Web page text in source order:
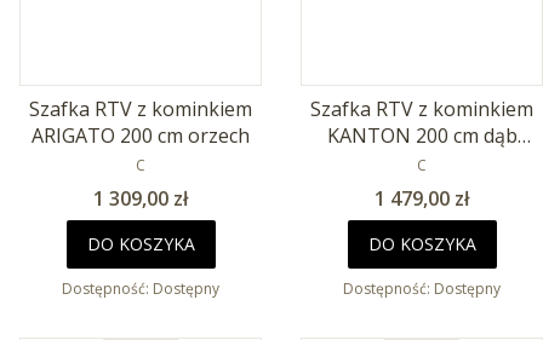
Szafka RTV z kominkiem
ARIGATO 200 cm orzech
PRODUCENT
C
Cena
1 309,00 zł
DO KOSZYKA
Dostępność: Dostępny
Szafka RTV z kominkiem
KANTON 200 cm dąb
wotan
PRODUCENT
C
Cena
1 479,00 zł
DO KOSZYKA
Dostępność: Dostępny